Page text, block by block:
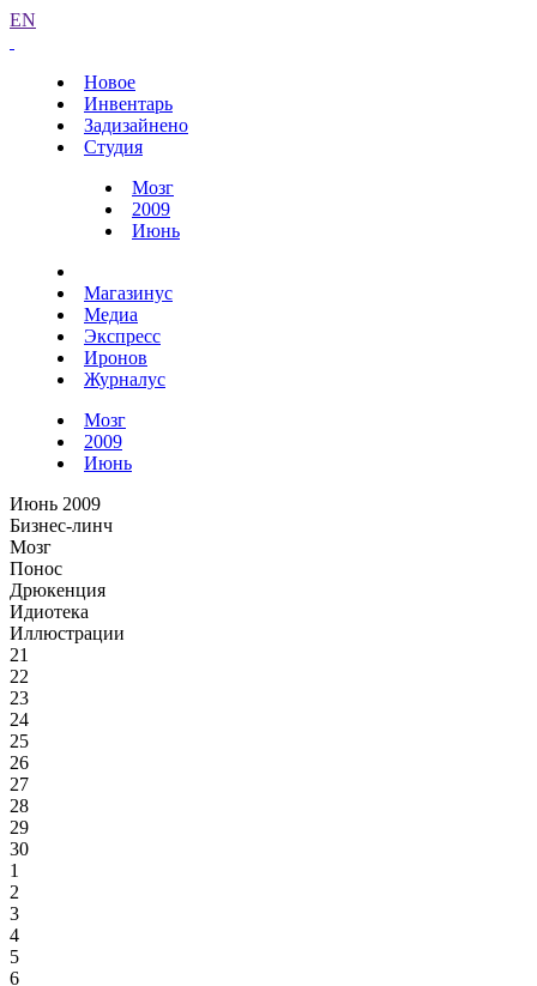
EN
Новое
Инвентарь
Задизайнено
Студия
Мозг
2009
Июнь
Магазинус
Медиа
Экспресс
Иронов
Журналус
Мозг
2009
Июнь
Июнь 2009
Бизнес-линч
Мозг
Понос
Дрюкенция
Идиотека
Иллюстрации
21
22
23
24
25
26
27
28
29
30
1
2
3
4
5
6